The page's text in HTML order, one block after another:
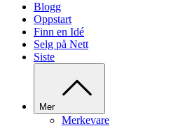
Blogg
Oppstart
Finn en Idé
Selg på Nett
Siste
Mer
Merkevare